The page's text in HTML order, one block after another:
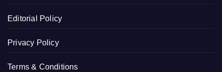
Editorial Policy
Privacy Policy
Terms & Conditions